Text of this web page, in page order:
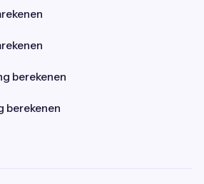
berekenen
berekenen